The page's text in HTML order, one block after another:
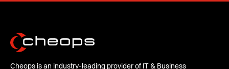
Cheops is an industry-leading provider of IT & Business